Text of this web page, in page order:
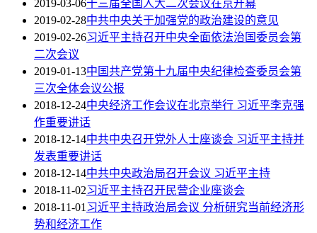
2019-03-06十三届全国人大二次会议在京开幕
2019-02-28中共中央关于加强党的政治建设的意见
2019-02-26习近平主持召开中央全面依法治国委员会第
二次会议
2019-01-13中国共产党第十九届中央纪律检查委员会第
三次全体会议公报
2018-12-24中央经济工作会议在北京举行 习近平李克强
作重要讲话
2018-12-14中共中央召开党外人士座谈会 习近平主持并
发表重要讲话
2018-12-14中共中央政治局召开会议 习近平主持
2018-11-02习近平主持召开民营企业座谈会
2018-11-01习近平主持政治局会议 分析研究当前经济形
势和经济工作